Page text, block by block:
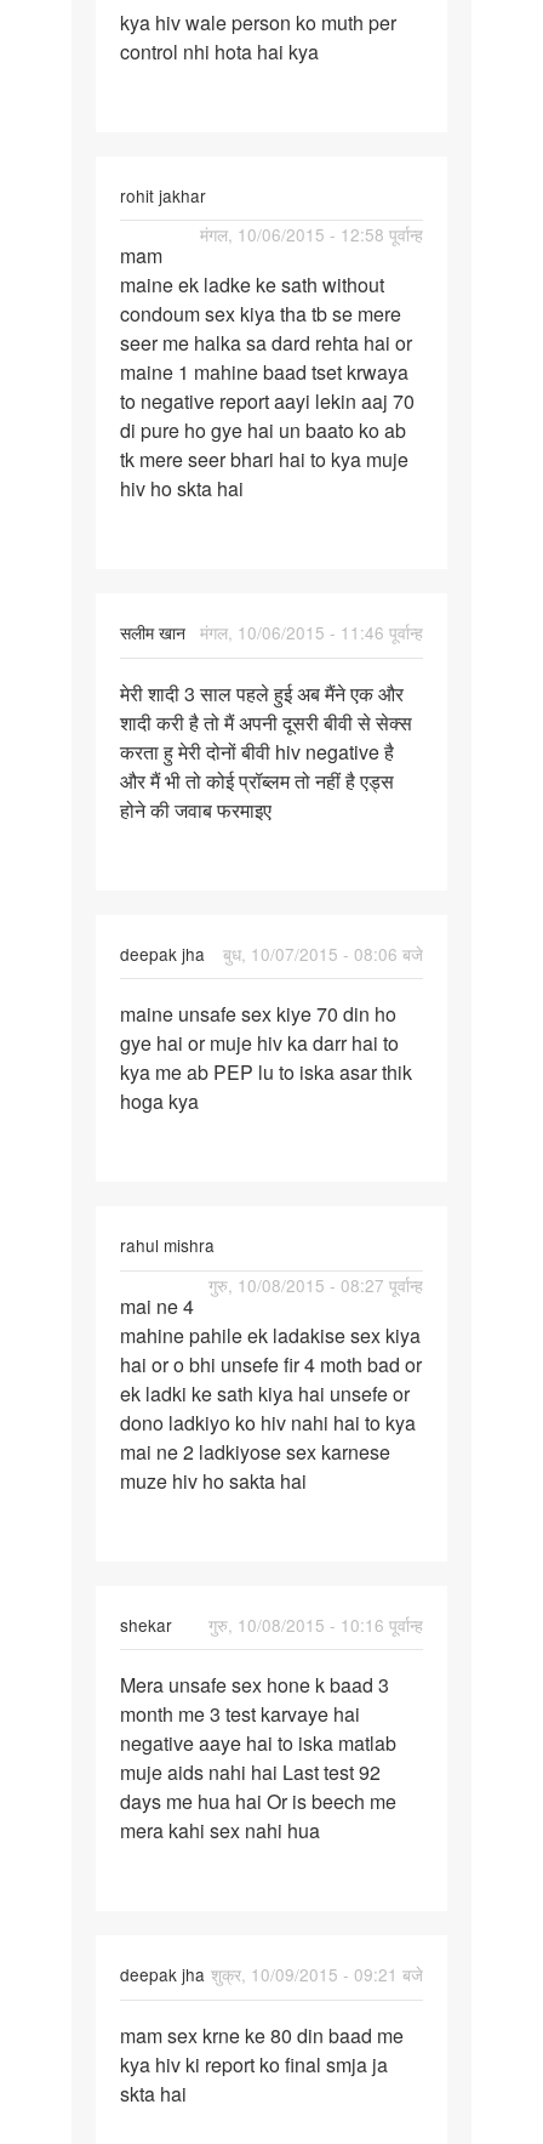
kya
hiv
kya hiv wale person ko muth per
control nhi hota hai kya
rohit jakhar
मंगल, 10/06/2015 - 12:58 पूर्वान्ह
mam
maine
ek
ladke
ke
sath
mam
maine ek ladke ke sath without
condoum sex kiya tha tb se mere
seer me halka sa dard rehta hai or
maine 1 mahine baad tset krwaya
to negative report aayi lekin aaj 70
di pure ho gye hai un baato ko ab
tk mere seer bhari hai to kya muje
hiv ho skta hai
सलीम खान मंगल, 10/06/2015 - 11:46 पूर्वान्ह
मेरी
शादी
3
साल
पहले
मेरी शादी 3 साल पहले हुई अब मैंने एक और
शादी करी है तो मैं अपनी दूसरी बीवी से सेक्स
करता हु मेरी दोनों बीवी hiv negative है
और मैं भी तो कोई प्रॉब्लम तो नहीं है एड्स
होने की जवाब फरमाइए
deepak jha
बुध, 10/07/2015 - 08:06 बजे
maine
unsafe
sex
kiye
maine unsafe sex kiye 70 din ho
gye hai or muje hiv ka darr hai to
kya me ab PEP lu to iska asar thik
hoga kya
rahul mishra
गुरु, 10/08/2015 - 08:27 पूर्वान्ह
mai
ne
4
mahine
pahile
ek
mai ne 4
mahine pahile ek ladakise sex kiya
hai or o bhi unsefe fir 4 moth bad or
ek ladki ke sath kiya hai unsefe or
dono ladkiyo ko hiv nahi hai to kya
mai ne 2 ladkiyose sex karnese
muze hiv ho sakta hai
shekar
गुरु, 10/08/2015 - 10:16 पूर्वान्ह
Mera
unsafe
sex
hone
k
baad
Mera unsafe sex hone k baad 3
month me 3 test karvaye hai
negative aaye hai to iska matlab
muje aids nahi hai Last test 92
days me hua hai Or is beech me
mera kahi sex nahi hua
deepak jha शुक्र, 10/09/2015 - 09:21 बजे
mam
sex
krne
mam sex krne ke 80 din baad me
kya hiv ki report ko final smja ja
skta hai